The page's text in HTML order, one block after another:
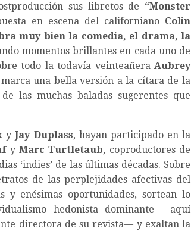
sus libretos de “Monster
en escena del californiano Colin
muy bien la comedia, el drama, la
momentos brillantes en cada uno de
todo la todavía veinteañera Aubrey
marca una bella versión a la cítara de la
las muchas baladas sugerentes que
yJay Duplass, hayan participado en la
y Marc Turtletaub, coproductores de
‘indies’ de las últimas décadas. Sobre
de las perplejidades afectivas del
y enésimas oportunidades, sortean lo
hedonista dominante —aquí
directora de su revista— y exaltan la